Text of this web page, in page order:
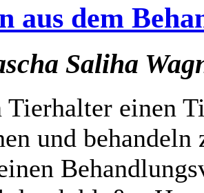
aus dem
Saliha
Tierhalter einen
und